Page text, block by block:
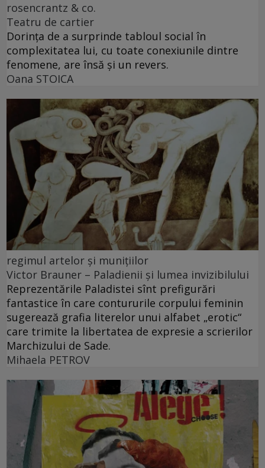
rosencrantz & co.
Teatru de cartier
Dorința de a surprinde tabloul social în
complexitatea lui, cu toate conexiunile dintre
fenomene, are însă și un revers.
Oana STOICA
regimul artelor şi muniţiilor
Victor Brauner – Paladienii și lumea invizibilului
Reprezentările Paladistei sînt prefigurări
fantastice în care contururile corpului feminin
sugerează grafia literelor unui alfabet „erotic“
care trimite la libertatea de expresie a scrierilor
Marchizului de Sade.
Mihaela PETROV